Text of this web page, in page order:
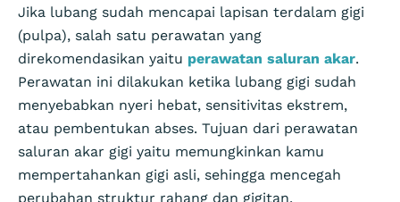
Jika lubang sudah mencapai lapisan terdalam gigi
(pulpa), salah satu perawatan yang
direkomendasikan yaitu perawatan saluran akar.
Perawatan ini dilakukan ketika lubang gigi sudah
menyebabkan nyeri hebat, sensitivitas ekstrem,
atau pembentukan abses. Tujuan dari perawatan
saluran akar gigi yaitu memungkinkan kamu
mempertahankan gigi asli, sehingga mencegah
perubahan struktur rahang dan gigitan.